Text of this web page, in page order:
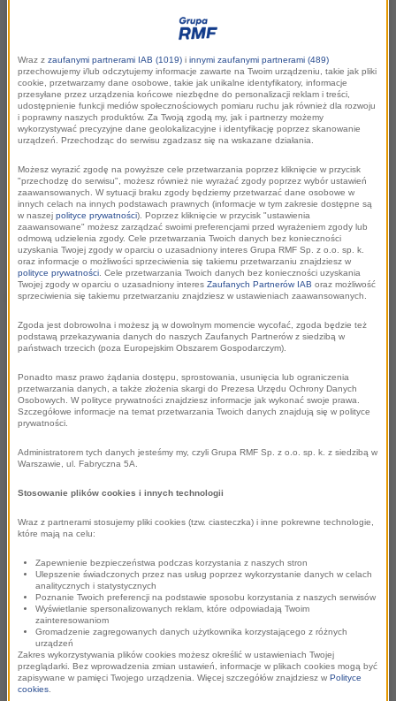
To tylko nieliczne pytania, na których odpowiedzi szukali
uczestnicy panelu w ramach Europejskiego Kongresu Małych
i Średnich Przedsiębiorstw w Katowicach. Temat przewodni
panelu"Samorząd gospodarczy, jako reprezentant
przedsiębiorców we współpracy z nauką, administracją
O swoich doświadczeniach ze współpracy z samorządami
gospodarczymi opowiadali w trakcie panelu przedstawiciele
Jednostek Samorządu Terytorialnego -Piotr Uszok,
prezydent miasta Katowice oraz
Józef Sebesta , marszałek
województwa opolskiego.
Wraz z zaufanymi partnerami IAB (1019) i innymi zaufanymi partnerami (489)
przechowujemy i/lub odczytujemy informacje zawarte na Twoim urządzeniu, takie jak pliki
cookie, przetwarzamy dane osobowe, takie jak unikalne identyfikatory, informacje
przesyłane przez urządzenia końcowe niezbędne do personalizacji reklam i treści,
udostępnienie funkcji mediów społecznościowych pomiaru ruchu jak również dla rozwoju
i poprawny naszych produktów. Za Twoją zgodą my, jak i partnerzy możemy
wykorzystywać precyzyjne dane geolokalizacyjne i identyfikację poprzez skanowanie
urządzeń. Przechodząc do serwisu zgadzasz się na wskazane działania.
Możesz wyrazić zgodę na powyższe cele przetwarzania poprzez kliknięcie w przycisk
"przechodzę do serwisu", możesz również nie wyrażać zgody poprzez wybór ustawień
zaawansowanych. W sytuacji braku zgody będziemy przetwarzać dane osobowe w
innych celach na innych podstawach prawnych (informacje w tym zakresie dostępne są
w naszej polityce prywatności). Poprzez kliknięcie w przycisk "ustawienia
zaawansowane" możesz zarządzać swoimi preferencjami przed wyrażeniem zgody lub
odmową udzielenia zgody. Cele przetwarzania Twoich danych bez konieczności
uzyskania Twojej zgody w oparciu o uzasadniony interes Grupa RMF Sp. z o.o. sp. k.
oraz informacje o możliwości sprzeciwienia się takiemu przetwarzaniu znajdziesz w
polityce prywatności . Cele przetwarzania Twoich danych bez konieczności uzyskania
Twojej zgody w oparciu o uzasadniony interes Zaufanych Partnerów IAB oraz możliwość
sprzeciwienia się takiemu przetwarzaniu znajdziesz w ustawieniach zaawansowanych.
Zgoda jest dobrowolna i możesz ją w dowolnym momencie wycofać, zgoda będzie też
podstawą przekazywania danych do naszych Zaufanych Partnerów z siedzibą w
państwach trzecich (poza Europejskim Obszarem Gospodarczym).
Ponadto masz prawo żądania dostępu, sprostowania, usunięcia lub ograniczenia
przetwarzania danych, a także złożenia skargi do Prezesa Urzędu Ochrony Danych
Osobowych. W polityce prywatności znajdziesz informacje jak wykonać swoje prawa.
Szczegółowe informacje na temat przetwarzania Twoich danych znajdują się w polityce
prywatności.
Administratorem tych danych jesteśmy my, czyli Grupa RMF Sp. z o.o. sp. k. z siedzibą w
Warszawie, ul. Fabryczna 5A.
Stosowanie plików cookies i innych technologii
Wraz z partnerami stosujemy pliki cookies (tzw. ciasteczka) i inne pokrewne technologie,
które mają na celu:
Zapewnienie bezpieczeństwa podczas korzystania z naszych stron
Ulepszenie świadczonych przez nas usług poprzez wykorzystanie danych w celach
analitycznych i statystycznych
Poznanie Twoich preferencji na podstawie sposobu korzystania z naszych serwisów
Wyświetlanie spersonalizowanych reklam, które odpowiadają Twoim
zainteresowaniom
Gromadzenie zagregowanych danych użytkownika korzystającego z różnych
urządzeń
Zakres wykorzystywania plików cookies możesz określić w ustawieniach Twojej
przeglądarki. Bez wprowadzenia zmian ustawień, informacje w plikach cookies mogą być
zapisywane w pamięci Twojego urządzenia. Więcej szczegółów znajdziesz w Polityce
cookies